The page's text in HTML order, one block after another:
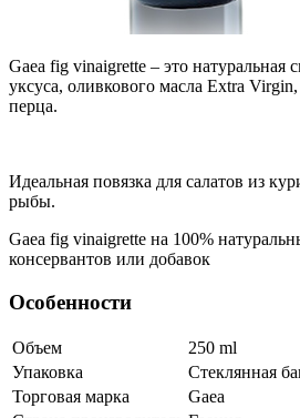
Gaea fig vinaigrette – это натуральная
уксуса, оливкового масла Extra
перца.
Идеальная повязка для салатов из
рыбы.
Gaea fig vinaigrette на 100%
консервантов или добавок
Особенности
Объем 250 ml
Упаковка
Стеклянная
Торговая марка
Gaea